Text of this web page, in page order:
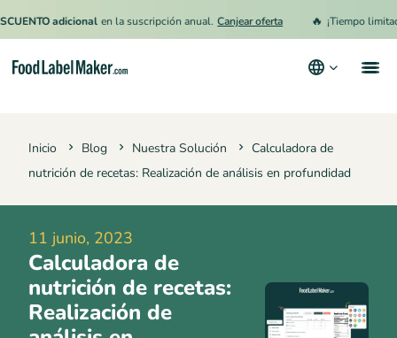
adicional en la suscripción anual. Canjear oferta 🔥 ¡Tiempo limitado!
Inicio Blog Nuestra Solución
Calculadora de
nutrición de recetas: Realización de análisis en profundidad
11 junio, 2023
Calculadora de
nutrición de recetas:
Realización de
Contrata a un Especialista
Recursos
Términos y condiciones